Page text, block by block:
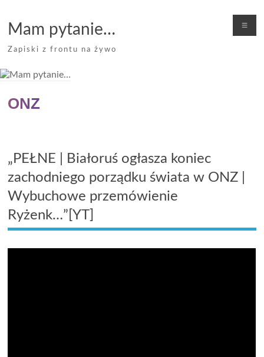
content
Mam pytanie…
Zapiski z frontu na żywo
ONZ
„PEŁNE | Białoruś ogłasza koniec
zachodniego porządku świata w ONZ |
Wybuchowe przemówienie
Ryżenk…”[YT]